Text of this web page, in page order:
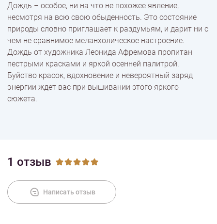
Оплата
Дождь – особое, ни на что не похожее явление,
несмотря на всю свою обыденность. Это состояние
природы словно приглашает к раздумьям, и дарит ни с
чем не сравнимое меланхолическое настроение.
Дождь от художника Леонида Афремова пропитан
пестрыми красками и яркой осенней палитрой.
Буйство красок, вдохновение и невероятный заряд
энергии ждет вас при вышивании этого яркого
сюжета.
1 отзыв
Написать отзыв